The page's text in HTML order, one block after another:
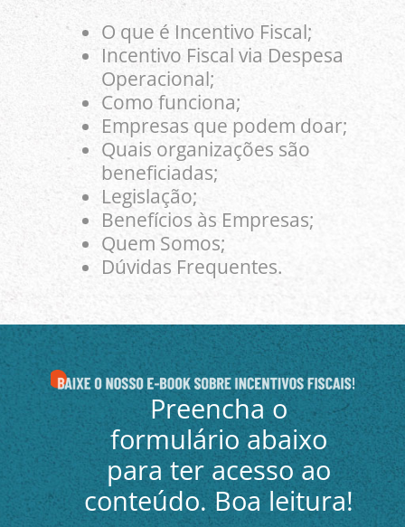
O que é Incentivo Fiscal;
Incentivo Fiscal via Despesa
Operacional;
Como funciona;
Empresas que podem doar;
Quais organizações são
beneficiadas;
Legislação;
Benefícios às Empresas;
Quem Somos;
Dúvidas Frequentes.
Preencha o
formulário abaixo
para ter acesso ao
conteúdo. Boa leitura!